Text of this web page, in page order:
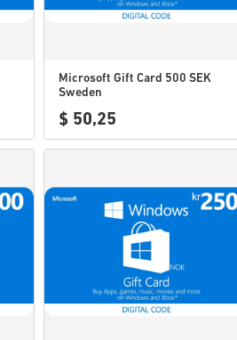
Microsoft Gift Card 500 SEK
Sweden
$ 50,25